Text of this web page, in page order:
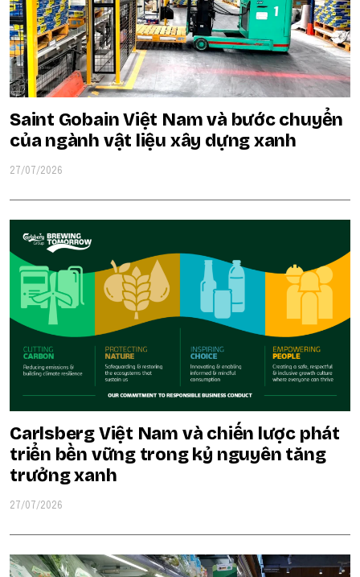
Saint Gobain Việt Nam và bước chuyển
của ngành vật liệu xây dựng xanh
27/07/2026
Carlsberg Việt Nam và chiến lược phát
triển bền vững trong kỷ nguyên tăng
trưởng xanh
27/07/2026